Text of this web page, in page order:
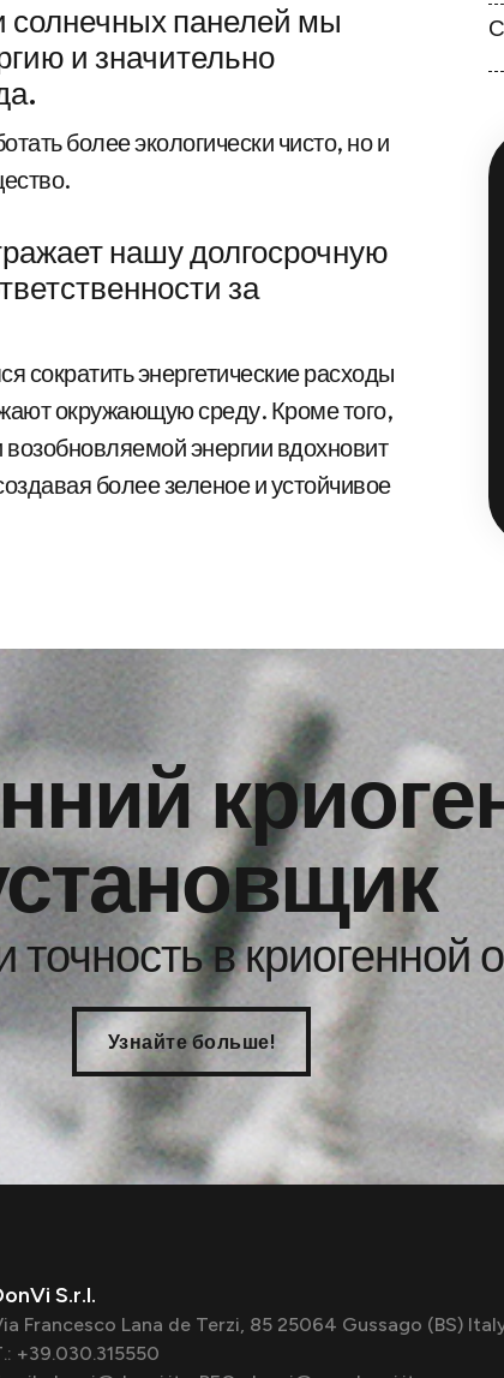
солнечных панелей мы
и значительно
более экологически чисто, но и
нашу долгосрочную
за
энергетические расходы
окружающую среду. Кроме того,
энергии вдохновит
более зеленое и устойчивое
точность в криогенной
Узнайте больше!
S.r.l.
Francesco Lana de Terzi, 85 25064 Gussago (BS)
+39.030.315550